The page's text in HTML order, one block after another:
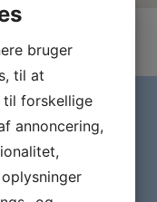
bruger
til at
til forskellige
annoncering,